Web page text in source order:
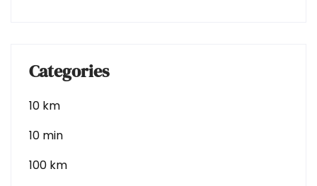
Categories
10 km
10 min
100 km